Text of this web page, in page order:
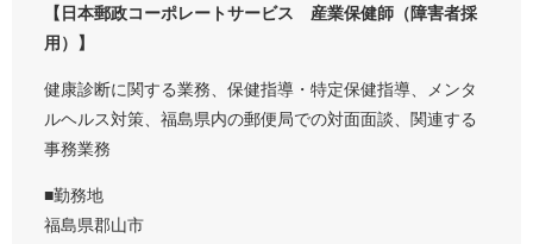
【日本郵政コーポレートサービス 産業保健師（障害者採
用）】
健康診断に関する業務、保健指導・特定保健指導、メンタ
ルヘルス対策、福島県内の郵便局での対面面談、関連する
事務業務
■勤務地
福島県郡山市